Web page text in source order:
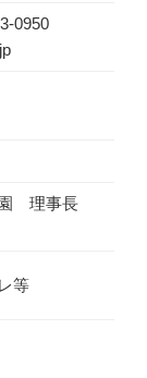
0950
園 理事長
等